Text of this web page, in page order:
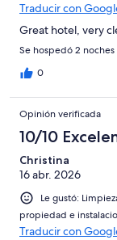
Traducir con
Great hotel, very
Se hospedó 2
0
Opinión verificada
10/10
Christina
16 abr. 2026
Le gustó:
propiedad e
Traducir con